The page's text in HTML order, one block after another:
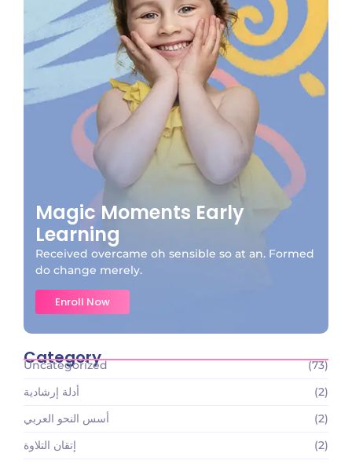
Magic Moments Early
Learning
Received overcame oh sensible so at an. Formed
do change merely.
Enroll Now
Category
Uncategorized
(73)
أدلة إرشادية
(2)
أسس النحو العربي
(2)
إتقان التلاوة
(2)